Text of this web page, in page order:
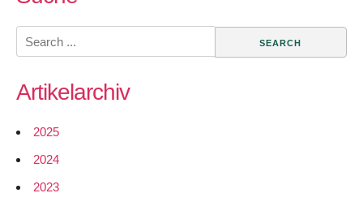
–
Leverkusener
bekommt
Search
for:
Artikelarchiv
2025
2024
2023